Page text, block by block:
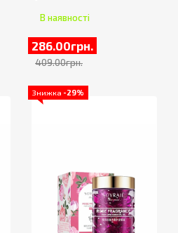
В наявності
286.00грн.
409.00грн.
Знижка -29%